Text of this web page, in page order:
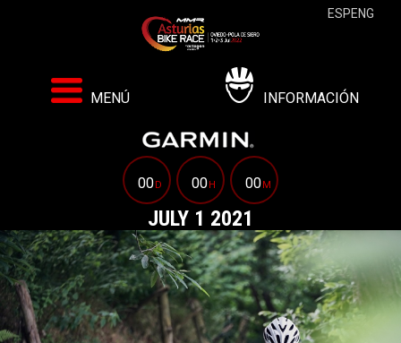
MENÚ INFORMACIÓN
00D 00H 00M
JULY 1 2021
ESPENG